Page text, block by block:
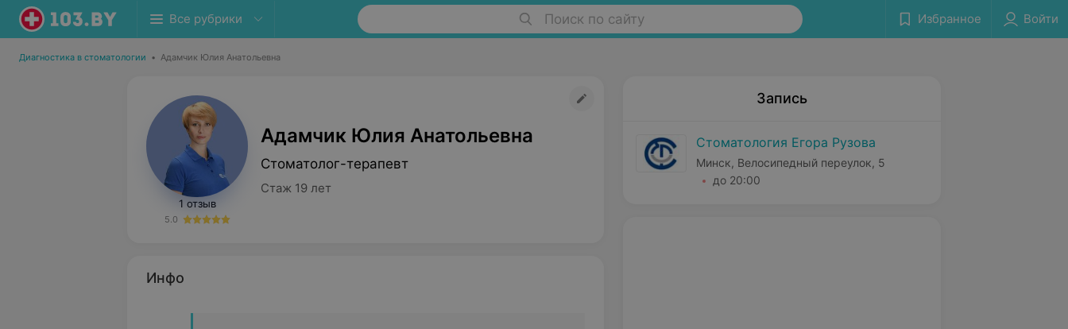
Все рубрики Поиск по сайту Избранное Войти
Диагностика в стоматологии • Адамчик Юлия Анатольевна
1 отзыв
5.0
Адамчик Юлия Анатольевна
Стоматолог-терапевт
Стаж 19 лет
Инфо
Запись
Стоматология Егора Рузова
Минск, Велосипедный переулок, 5
до 20:00